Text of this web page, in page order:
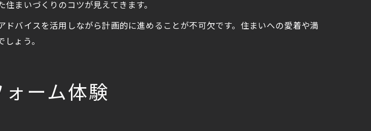
まいづくりのコツが見えてきます。
バイスを活用しながら計画的に進めることが不可欠です。住まいへの愛着や満
ょう。
ーム体験